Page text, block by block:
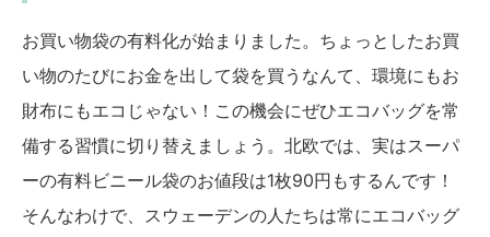
お買い物袋の有料化が始まりました。ちょっとしたお買
い物のたびにお金を出して袋を買うなんて、環境にもお
財布にもエコじゃない！この機会にぜひエコバッグを常
備する習慣に切り替えましょう。北欧では、実はスーパ
ーの有料ビニール袋のお値段は1枚90円もするんです！
そんなわけで、スウェーデンの人たちは常にエコバッグ